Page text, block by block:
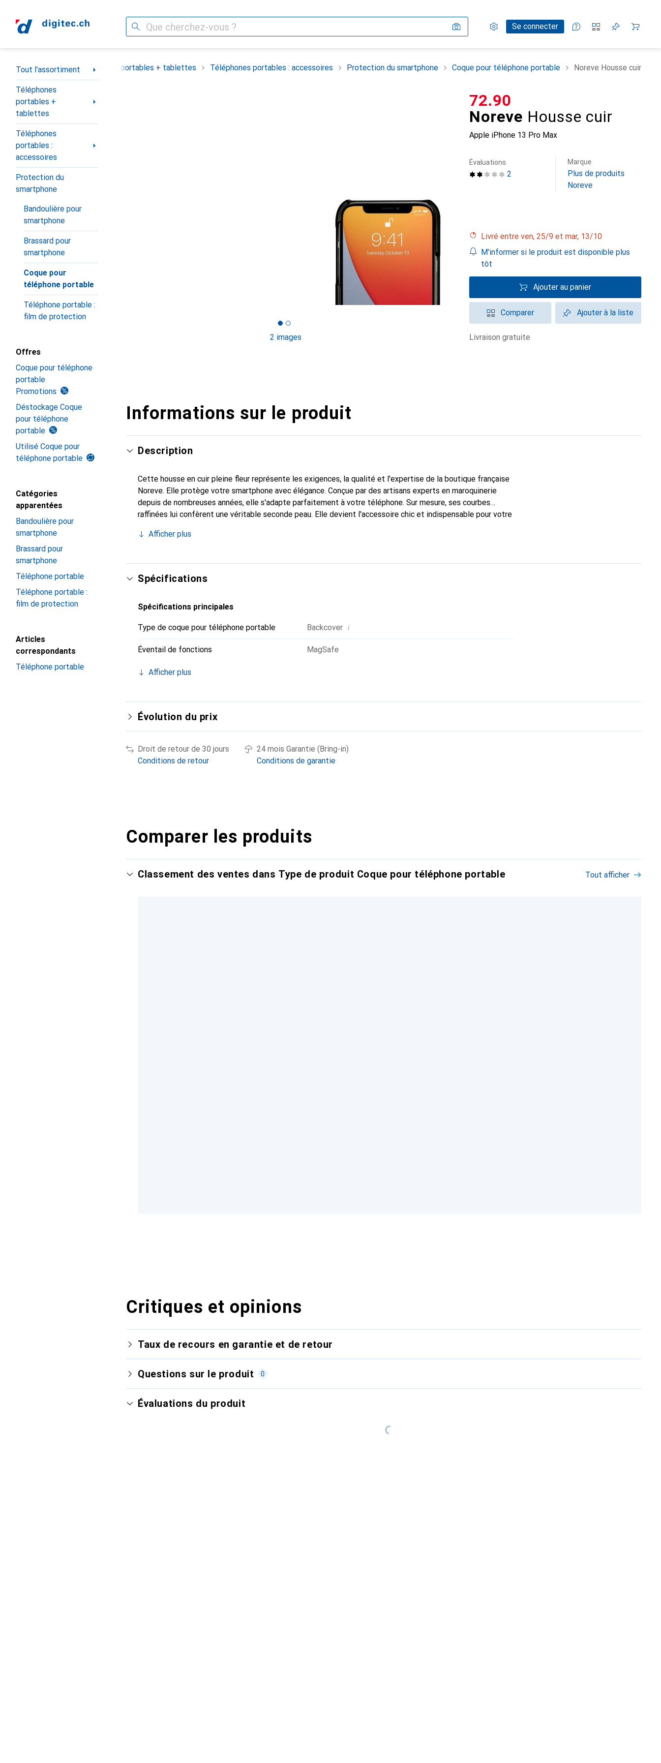
Recherche Paramètres
Compte clientSe connecter
Listes de comparaison
Listes d'envies
Panier
Navigation par catégorie
Tout l'assortiment
Téléphones
portables +
tablettes
Téléphones
portables :
accessoires
Protection du
smartphone
Bandoulière pour
smartphone
Brassard pour
smartphone
Coque pour
téléphone portable
Téléphone portable :
film de protection
Offres
Coque pour téléphone
portable
Promotions
Déstockage Coque
pour téléphone
portable
Utilisé Coque pour
téléphone portable
Catégories
apparentées
Bandoulière pour
smartphone
Brassard pour
smartphone
Téléphone portable
Téléphone portable :
film de protection
Articles
correspondants
Téléphone portable
Tout l'assortiment Téléphones portables + tablettes Téléphones portables : accessoires Protection du smartphone Coque pour téléphone portable Noreve Housse cuir
2 images
Noreve Housse cuir
Apple iPhone 13 Pro Max
CHF
72.90
2
Évaluations Marque
Plus de produits
Noreve
Livré entre ven, 25/9 et mar, 13/10
M'informer si le produit est disponible plus
tôt
Ajouter au panier
Comparer Ajouter à la liste
livraison gratuite
Informations sur le produit
Description
Cette housse en cuir pleine fleur représente les exigences, la qualité et l'expertise de la boutique française
Noreve. Elle protège votre smartphone avec élégance. Conçue par des artisans experts en maroquinerie
depuis de nombreuses années, elle s'adapte parfaitement à votre téléphone. Sur mesure, ses courbes
raffinées lui confèrent une véritable seconde peau. Elle devient l'accessoire chic et indispensable pour votre
choix sûr pour une clientèle exigeante.
Afficher plus
Spécifications
Spécifications principales
Type de coque pour téléphone portable Backcover i
Éventail de fonctions MagSafe
Afficher plus
Évolution du prix
Droit de retour de 30 jours
Conditions de retour
24 mois Garantie (Bring-in)
Conditions de garantie
Comparer les produits
Classement des ventes dans Type de produit Coque pour téléphone portable Tout afficher
Critiques et opinions
Taux de recours en garantie et de retour
Questions sur le produit 0
Évaluations du produit